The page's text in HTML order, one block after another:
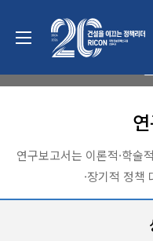
연구보고서는 이론적·학술
·장기적 정책